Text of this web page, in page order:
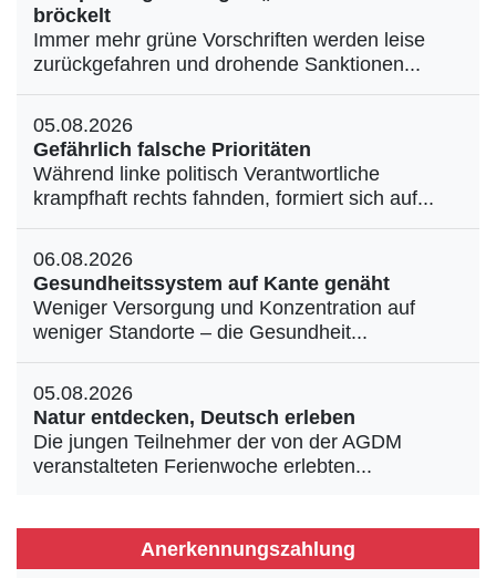
bröckelt
Immer mehr grüne Vorschriften werden leise
zurückgefahren und drohende Sanktionen...
05.08.2026
Gefährlich falsche Prioritäten
Während linke politisch Verantwortliche
krampfhaft rechts fahnden, formiert sich auf...
06.08.2026
Gesundheitssystem auf Kante genäht
Weniger Versorgung und Konzentration auf
weniger Standorte – die Gesundheit...
05.08.2026
Natur entdecken, Deutsch erleben
Die jungen Teilnehmer der von der AGDM
veranstalteten Ferienwoche erlebten...
Anerkennungszahlung